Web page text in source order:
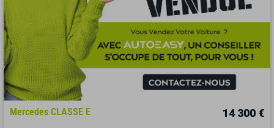
Mercedes CLASSE E 14 300 €